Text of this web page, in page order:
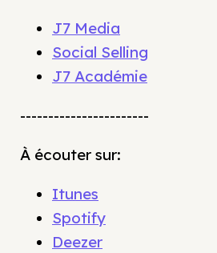
J7 Media
Social Selling
J7 Académie
-----------------------
À écouter sur:
Itunes
Spotify
Deezer